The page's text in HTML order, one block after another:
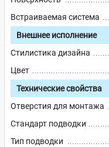
Встраиваемая система
Внешнее исполнение
Стилистика дизайна
Цвет
Технические свойства
Отверстия для монтажа
Стандарт подводки
Тип подводки